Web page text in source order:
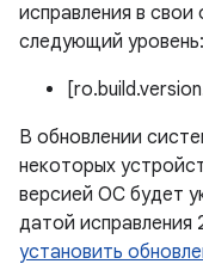
исправления в
следующий уровень:
В обновлении
некоторых
версией ОС будет
датой
установить